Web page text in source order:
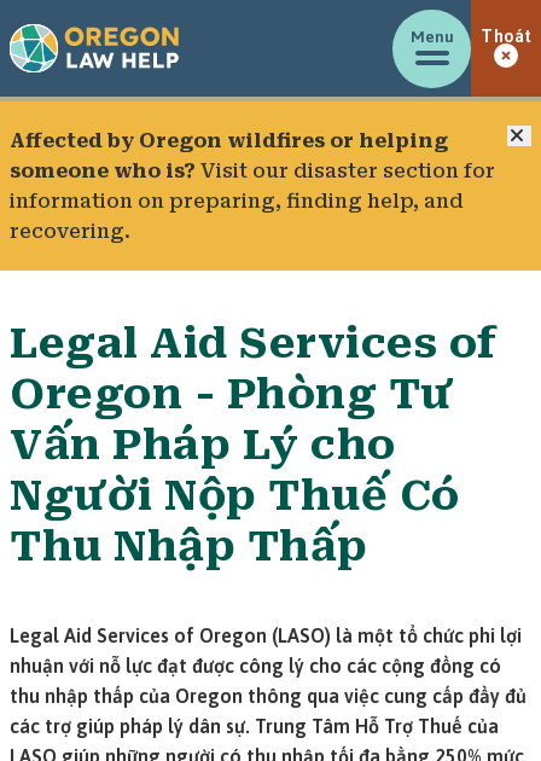
Menu Thoát
Affected by Oregon wildfires or helping
someone who is? Visit our disaster section for
information on preparing, finding help, and
recovering.
Legal Aid Services of
Oregon - Phòng Tư
Vấn Pháp Lý cho
Người Nộp Thuế Có
Thu Nhập Thấp
Legal Aid Services of Oregon (LASO) là một tổ chức phi lợi
nhuận với nỗ lực đạt được công lý cho các cộng đồng có
thu nhập thấp của Oregon thông qua việc cung cấp đầy đủ
các trợ giúp pháp lý dân sự. Trung Tâm Hỗ Trợ Thuế của
LASO giúp những người có thu nhập tối đa bằng 250% mức